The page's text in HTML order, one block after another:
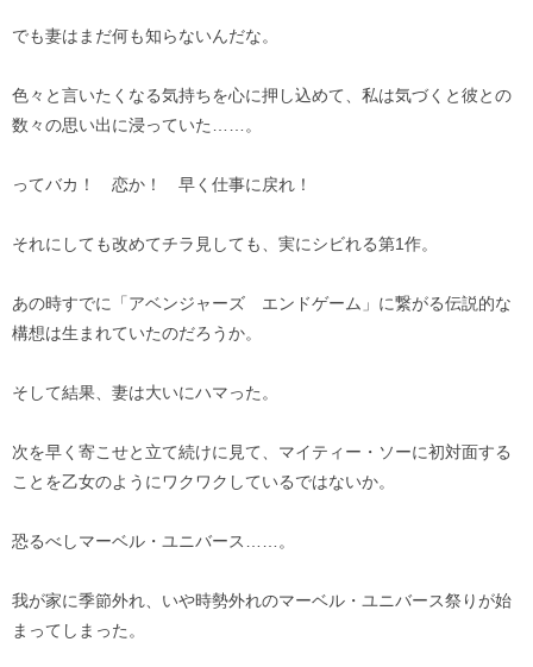
でも妻はまだ何も知らないんだな。
色々と言いたくなる気持ちを心に押し込めて、私は気づくと彼との
数々の思い出に浸っていた……。
ってバカ！ 恋か！ 早く仕事に戻れ！
それにしても改めてチラ見しても、実にシビれる第1作。
あの時すでに「アベンジャーズ エンドゲーム」に繋がる伝説的な
構想は生まれていたのだろうか。
そして結果、妻は大いにハマった。
次を早く寄こせと立て続けに見て、マイティー・ソーに初対面する
ことを乙女のようにワクワクしているではないか。
恐るべしマーベル・ユニバース……。
我が家に季節外れ、いや時勢外れのマーベル・ユニバース祭りが始
まってしまった。